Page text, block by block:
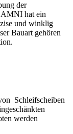
der
AMNI hat ein
und winklig
Bauart gehören
Schleifscheiben
werden